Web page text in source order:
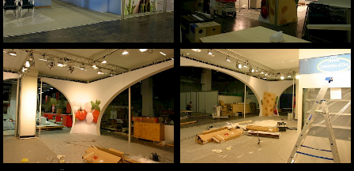
Sonnenschutz
Team
Infrastruktur